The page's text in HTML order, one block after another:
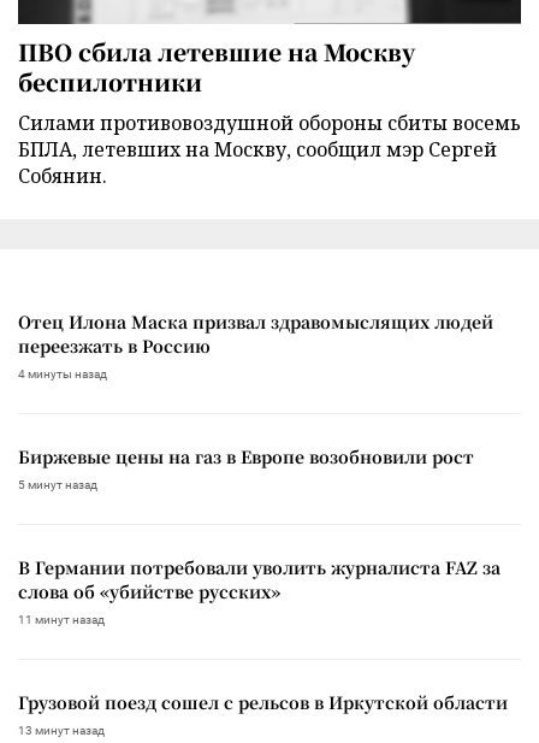
ПВО сбила летевшие на Москву
беспилотники
Силами противовоздушной обороны сбиты восемь
БПЛА, летевших на Москву, сообщил мэр Сергей
Собянин.
Отец Илона Маска призвал здравомыслящих людей
переезжать в Россию
4 минуты назад
Биржевые цены на газ в Европе возобновили рост
5 минут назад
В Германии потребовали уволить журналиста FAZ за
слова об «убийстве русских»
11 минут назад
Грузовой поезд сошел с рельсов в Иркутской области
13 минут назад